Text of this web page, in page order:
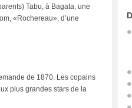
Tabu, à Bagata, une
«Rochereau», d’une
de 1870. Les copains
plus grandes stars de la